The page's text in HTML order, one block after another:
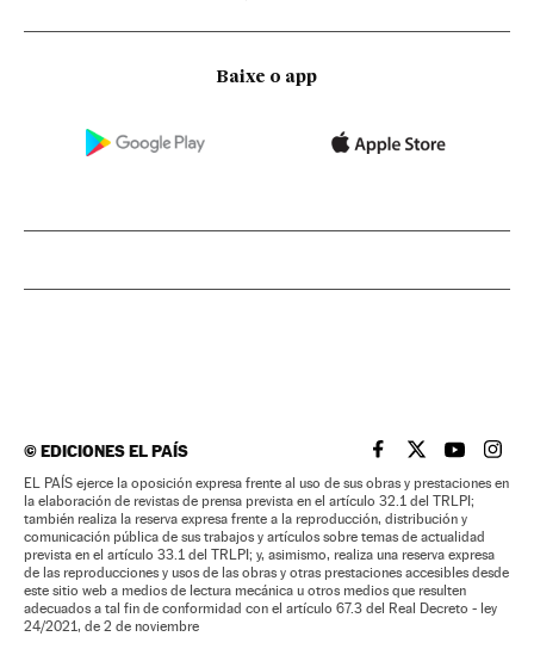
Baixe o app
©EDICIONES EL PAÍS EL PAÍS BRASIL EN
EL PAÍSEL PAÍS
EL
EL PAÍS ejerce la oposición expresa frente al uso de sus obras y prestaciones en
la elaboración de revistas de prensa prevista en el artículo 32.1 del TRLPI;
también realiza la reserva expresa frente a la reproducción, distribución y
comunicación pública de sus trabajos y artículos sobre temas de actualidad
prevista en el artículo 33.1 del TRLPI; y, asimismo, realiza una reserva expresa
de las reproducciones y usos de las obras y otras prestaciones accesibles desde
este sitio web a medios de lectura mecánica u otros medios que resulten
adecuados a tal fin de conformidad con el artículo 67.3 del Real Decreto - ley
24/2021, de 2 de noviembre